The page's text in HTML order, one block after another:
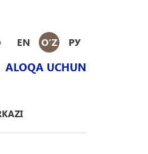
EN O‘Z РУ
ALOQA UCHUN